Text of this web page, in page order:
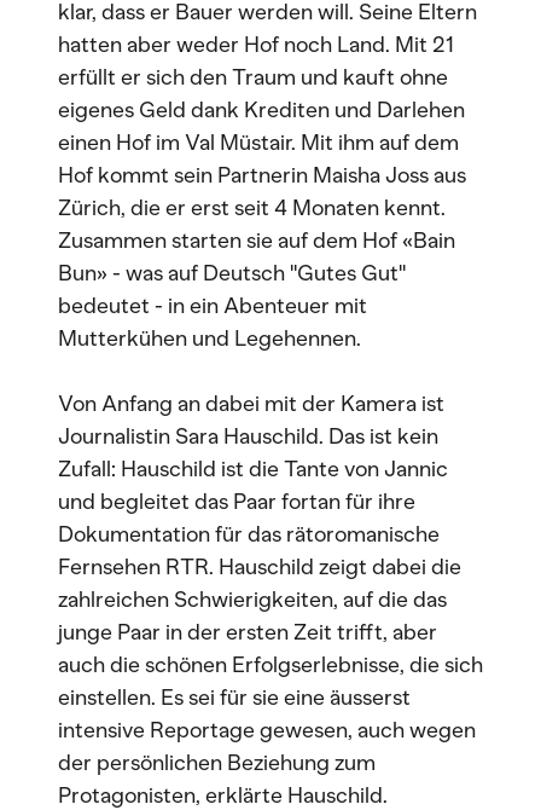
klar, dass er Bauer werden will. Seine Eltern
hatten aber weder Hof noch Land. Mit 21
erfüllt er sich den Traum und kauft ohne
eigenes Geld dank Krediten und Darlehen
einen Hof im Val Müstair. Mit ihm auf dem
Hof kommt sein Partnerin Maisha Joss aus
Zürich, die er erst seit 4 Monaten kennt.
Zusammen starten sie auf dem Hof «Bain
Bun» - was auf Deutsch "Gutes Gut"
bedeutet - in ein Abenteuer mit
Mutterkühen und Legehennen.
Von Anfang an dabei mit der Kamera ist
Journalistin Sara Hauschild. Das ist kein
Zufall: Hauschild ist die Tante von Jannic
und begleitet das Paar fortan für ihre
Dokumentation für das rätoromanische
Fernsehen RTR. Hauschild zeigt dabei die
zahlreichen Schwierigkeiten, auf die das
junge Paar in der ersten Zeit trifft, aber
auch die schönen Erfolgserlebnisse, die sich
einstellen. Es sei für sie eine äusserst
intensive Reportage gewesen, auch wegen
der persönlichen Beziehung zum
Protagonisten, erklärte Hauschild.